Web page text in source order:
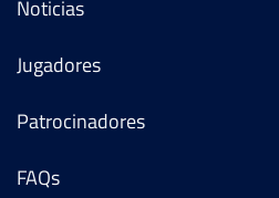
Noticias
Jugadores
Patrocinadores
FAQs